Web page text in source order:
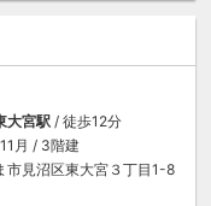
大宮駅 / 徒歩12分
月 / 3階建
市見沼区東大宮３丁目1-8